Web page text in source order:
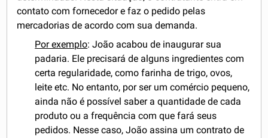
contato com fornecedor e faz o pedido pelas
mercadorias de acordo com sua demanda.
Por exemplo: João acabou de inaugurar sua
padaria. Ele precisará de alguns ingredientes com
certa regularidade, como farinha de trigo, ovos,
leite etc. No entanto, por ser um comércio pequeno,
ainda não é possível saber a quantidade de cada
produto ou a frequência com que fará seus
pedidos. Nesse caso, João assina um contrato de